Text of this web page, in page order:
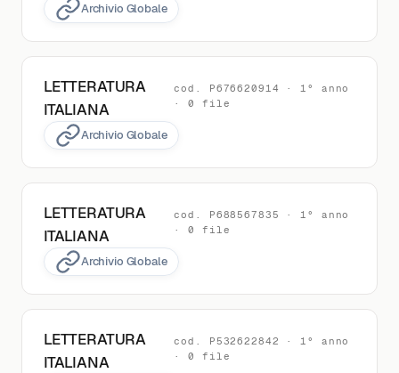
Archivio Globale
LETTERATURA
ITALIANA
cod. P676620914 · 1° anno
· 0 file
Archivio Globale
LETTERATURA
ITALIANA
cod. P688567835 · 1° anno
· 0 file
Archivio Globale
LETTERATURA
ITALIANA
cod. P532622842 · 1° anno
· 0 file